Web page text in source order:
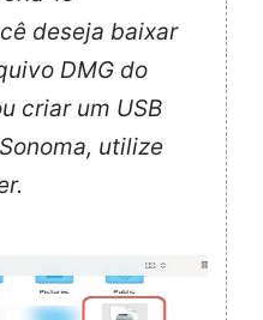
deseja baixar
DMG do
criar um USB
utilize